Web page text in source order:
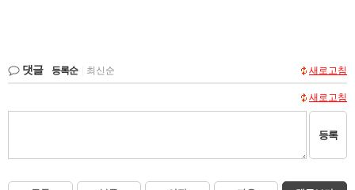
댓글 등록순 최신순 새로고침
새로고침
등록